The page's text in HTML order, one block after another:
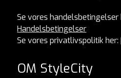
Se vores handelsbetingelser
Handelsbetingelser
Se vores privatlivspolitik her:
OM StyleCity